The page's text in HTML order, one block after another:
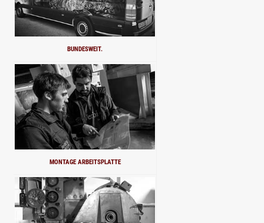
BUNDESWEIT.
MONTAGE ARBEITSPLATTE